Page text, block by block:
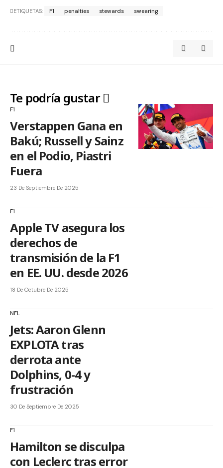
ETIQUETAS: F1 penalties stewards swearing
Te podría gustar
F1
Verstappen Gana en
Bakú; Russell y Sainz
en el Podio, Piastri
Fuera
23 De Septiembre De 2025
F1
Apple TV asegura los
derechos de
transmisión de la F1
en EE. UU. desde 2026
18 De Octubre De 2025
NFL
Jets: Aaron Glenn
EXPLOTA tras
derrota ante
Dolphins, 0-4 y
frustración
30 De Septiembre De 2025
F1
Hamilton se disculpa
con Leclerc tras error